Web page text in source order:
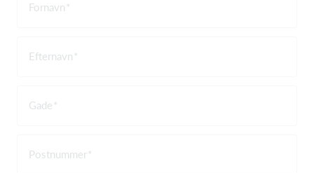
Fornavn
Efternavn
Gade
Postnummer